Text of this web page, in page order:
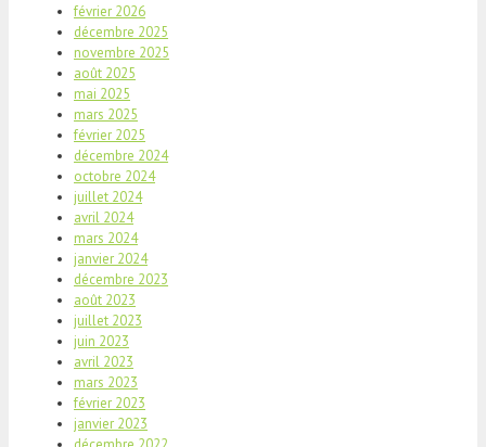
février 2026
décembre 2025
novembre 2025
août 2025
mai 2025
mars 2025
février 2025
décembre 2024
octobre 2024
juillet 2024
avril 2024
mars 2024
janvier 2024
décembre 2023
août 2023
juillet 2023
juin 2023
avril 2023
mars 2023
février 2023
janvier 2023